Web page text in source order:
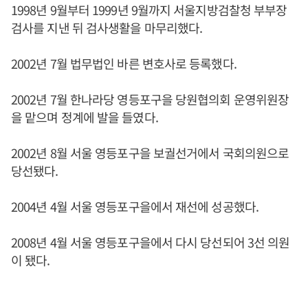
1998년 9월부터 1999년 9월까지 서울지방검찰청 부부장
검사를 지낸 뒤 검사생활을 마무리했다.
2002년 7월 법무법인 바른 변호사로 등록했다.
2002년 7월 한나라당 영등포구을 당원협의회 운영위원장
을 맡으며 정계에 발을 들였다.
2002년 8월 서울 영등포구을 보궐선거에서 국회의원으로
당선됐다.
2004년 4월 서울 영등포구을에서 재선에 성공했다.
2008년 4월 서울 영등포구을에서 다시 당선되어 3선 의원
이 됐다.